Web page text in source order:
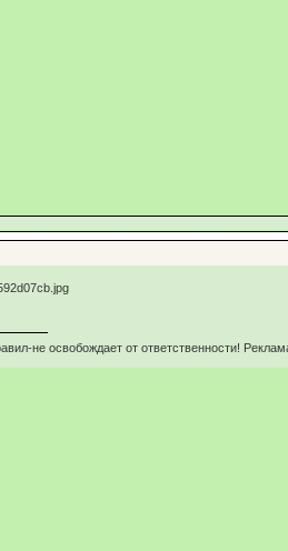
не освобождает от ответственности!